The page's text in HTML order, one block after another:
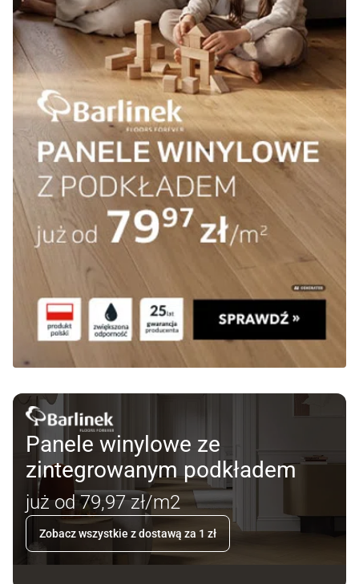
Panele winylowe ze
zintegrowanym podkładem
już od 79,97 zł/m2
Zobacz wszystkie z dostawą za 1 zł